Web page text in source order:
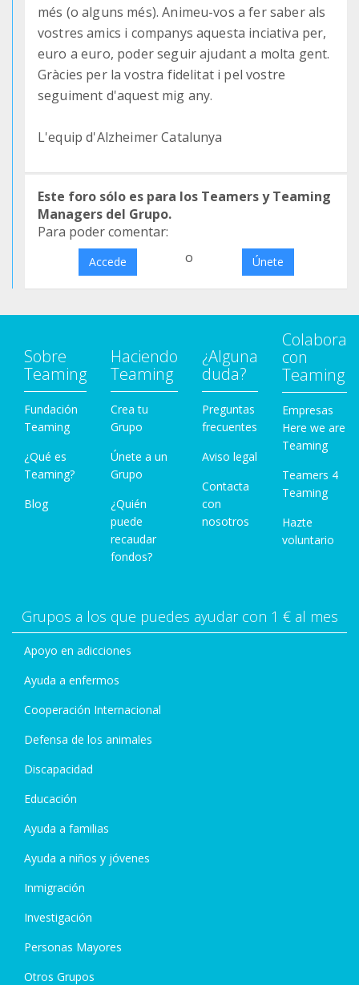
més (o alguns més). Animeu-vos a fer saber als
vostres amics i companys aquesta inciativa per,
euro a euro, poder seguir ajudant a molta gent.
Gràcies per la vostra fidelitat i pel vostre
seguiment d'aquest mig any.
L'equip d'Alzheimer Catalunya
Este foro sólo es para los Teamers y Teaming
Managers del Grupo.
Para poder comentar:
Accede o Únete
Sobre
Teaming
Fundación
Teaming
¿Qué es
Teaming?
Blog
Haciendo
Teaming
Crea tu
Grupo
Únete a un
Grupo
¿Quién
puede
recaudar
fondos?
¿Alguna
duda?
Preguntas
frecuentes
Aviso legal
Contacta
con
nosotros
Colabora
con
Teaming
Empresas
Here we are
Teaming
Teamers 4
Teaming
Hazte
voluntario
Grupos a los que puedes ayudar con 1 € al mes
Apoyo en adicciones
Ayuda a enfermos
Cooperación Internacional
Defensa de los animales
Discapacidad
Educación
Ayuda a familias
Ayuda a niños y jóvenes
Inmigración
Investigación
Personas Mayores
Otros Grupos